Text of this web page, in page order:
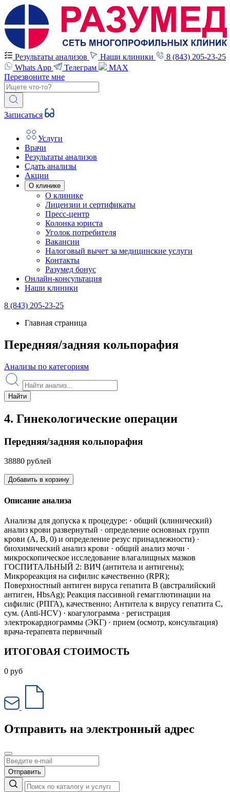
Результаты анализов Наши клиники
8 (843) 205-23-25
Whats App
Телеграм
MAX
Перезвоните мне
Записаться
Услуги
Врачи
Результаты анализов
Сдать анализы
Акции
О клинике
О клинике
Лицензии и сертификаты
Пресс-центр
Колонка юриста
Уголок потребителя
Вакансии
Налоговый вычет за медицинские услуги
Контакты
Разумед бонус
Онлайн-консультация
Наши клиники
8 (843) 205-23-25
Главная страница
Передняя/задняя кольпорафия
Анализы по категориям
Найти
4. Гинекологические операции
Передняя/задняя кольпорафия
38880 рублей
Добавить в корзину
Описание анализа
Анализы для допуска к процедуре: · общий (клинический)
анализ крови развернутый · определение основных групп
крови (А, В, 0) и определение резус принадлежности) ·
биохимический анализ крови · общий анализ мочи ·
микроскопическое исследование влагалищных мазков
ГОСПИТАЛЬНЫЙ 2: ВИЧ (антитела и антигены);
Микрореакция на сифилис качественно (RPR);
Поверхностный антиген вируса гепатита В (австралийский
антиген, HbsAg); Реакция пассивной гемагглютинации на
сифилис (РПГА), качественно; Антитела к вирусу гепатита С,
сум. (Anti-HCV) · коагулограмма · регистрация
электрокардиограммы (ЭКГ) · прием (осмотр, консультация)
врача-терапевта первичный
ИТОГОВАЯ СТОИМОСТЬ
0 руб
Отправить на электронный адрес
Отправить